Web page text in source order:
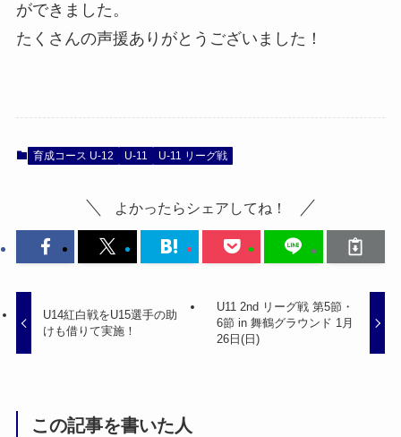
ができました。
たくさんの声援ありがとうございました！
育成コース U-12 U-11 U-11 リーグ戦
よかったらシェアしてね！
U14紅白戦をU15選手の助
けも借りて実施！
U11 2nd リーグ戦 第5節・
6節 in 舞鶴グラウンド 1月
26日(日)
この記事を書いた人